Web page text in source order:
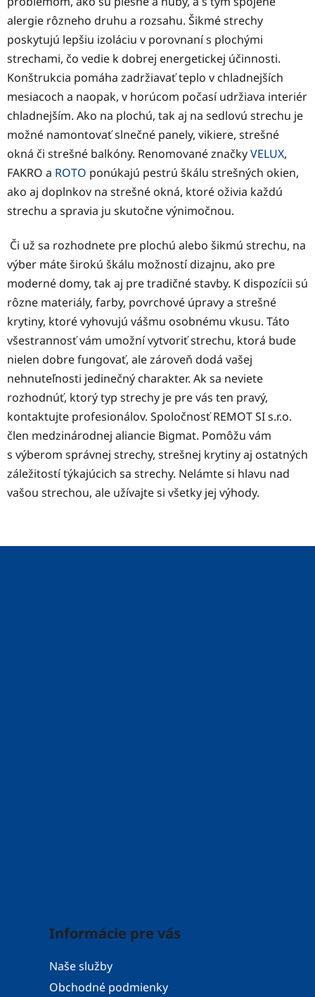
alergie rôzneho druhu a rozsahu. Šikmé strechy
poskytujú lepšiu izoláciu v porovnaní s plochými
strechami, čo vedie k dobrej energetickej účinnosti.
Konštrukcia pomáha zadržiavať teplo v chladnejších
mesiacoch a naopak, v horúcom počasí udržiava interiér
chladnejším. Ako na plochú, tak aj na sedlovú strechu je
možné namontovať slnečné panely, vikiere, strešné
okná či strešné balkóny. Renomované značkyVELUX,
FAKRO a ROTO ponúkajú pestrú škálu strešných okien,
ako aj doplnkov na strešné okná, ktoré oživia každú
strechu a spravia ju skutočne výnimočnou.
Či už sa rozhodnete pre plochú alebo šikmú strechu, na
výber máte širokú škálu možností dizajnu, ako pre
moderné domy, tak aj pre tradičné stavby. K dispozícii sú
rôzne materiály, farby, povrchové úpravy a strešné
krytiny, ktoré vyhovujú vášmu osobnému vkusu. Táto
všestrannosť vám umožní vytvoriť strechu, ktorá bude
nielen dobre fungovať, ale zároveň dodá vašej
nehnuteľnosti jedinečný charakter. Ak sa neviete
rozhodnúť, ktorý typ strechy je pre vás ten pravý,
kontaktujte profesionálov. Spoločnosť REMOT SI s.r.o.
člen medzinárodnej aliancie Bigmat. Pomôžu vám
s výberom správnej strechy, strešnej krytiny aj ostatných
záležitostí týkajúcich sa strechy. Nelámte si hlavu nad
vašou strechou, ale užívajte si všetky jej výhody.
Informácie pre vás
Naše služby
Obchodné podmienky